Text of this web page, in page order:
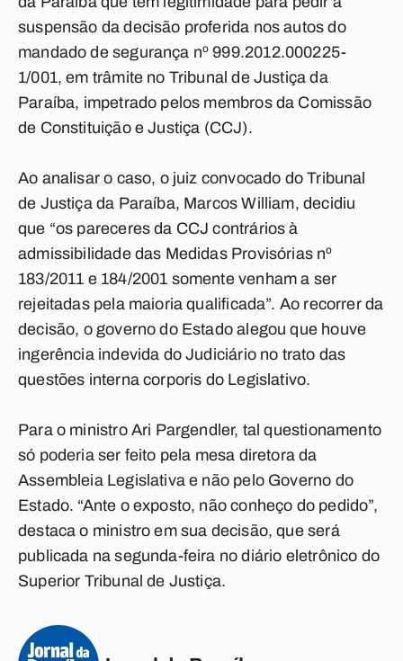
suspensão da decisão proferida nos autos do
mandado de segurança nº 999.2012.000225-
1/001, em trâmite no Tribunal de Justiça da
Paraíba, impetrado pelos membros da Comissão
de Constituição e Justiça (CCJ).
Ao analisar o caso, o juiz convocado do Tribunal
de Justiça da Paraíba, Marcos William, decidiu
que “os pareceres da CCJ contrários à
admissibilidade das Medidas Provisórias nº
183/2011 e 184/2001 somente venham a ser
rejeitadas pela maioria qualificada”. Ao recorrer da
decisão, o governo do Estado alegou que houve
ingerência indevida do Judiciário no trato das
questões interna corporis do Legislativo.
Para o ministro Ari Pargendler, tal questionamento
só poderia ser feito pela mesa diretora da
Assembleia Legislativa e não pelo Governo do
Estado. “Ante o exposto, não conheço do pedido”,
destaca o ministro em sua decisão, que será
publicada na segunda-feira no diário eletrônico do
Superior Tribunal de Justiça.